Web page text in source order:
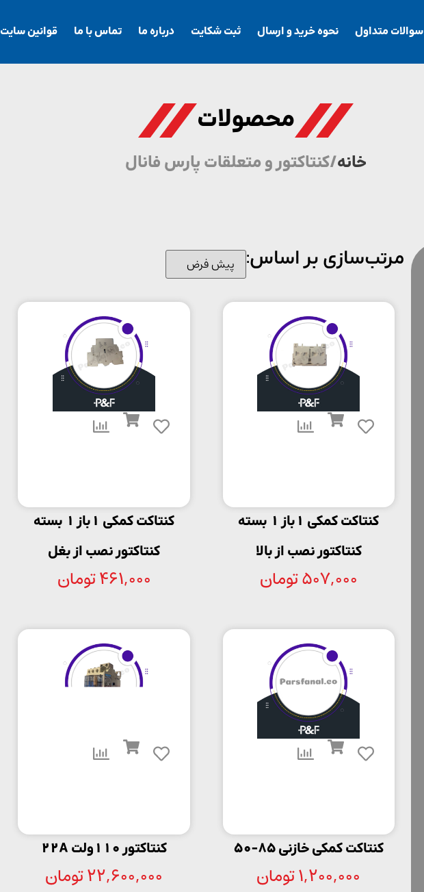
سوالات متداول نحوه خرید و ارسال ثبت شکایت درباره ما تماس با ما قوانین سایت
محصولات
خانه/ کنتاکتور و متعلقات پارس فانال
مرتب‌سازی بر اساس:
کنتاکت کمکی 1باز 1 بسته
کنتاکتور نصب از بالا
507,000تومان
کنتاکت کمکی 1باز 1 بسته
کنتاکتور نصب از بغل
461,000تومان
کنتاکت کمکی خازنی 85-50
1,200,000تومان
کنتاکتور 110ولت 22A
22,600,000تومان